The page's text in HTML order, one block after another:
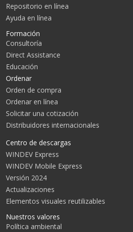
Repositorio en línea
Ayuda en línea
Formación
Consultoría
Direct Assistance
Educación
Ordenar
Orden de compra
Ordenar en línea
Solicitar una cotización
Distribuidores internacionales
Centro de descargas
WINDEV Express
WINDEV Mobile Express
Versión 2024
Actualizaciones
Elementos visuales reutilizables
Nuestros valores
Política ambiental